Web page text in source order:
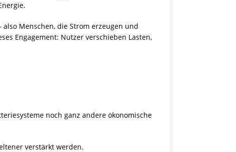
Menschen, die Strom erzeugen und
Engagement: Nutzer verschieben Lasten,
noch ganz andere ökonomische
verstärkt werden.